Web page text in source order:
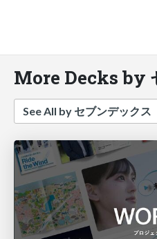
More Decks by
See All by セブンデックス